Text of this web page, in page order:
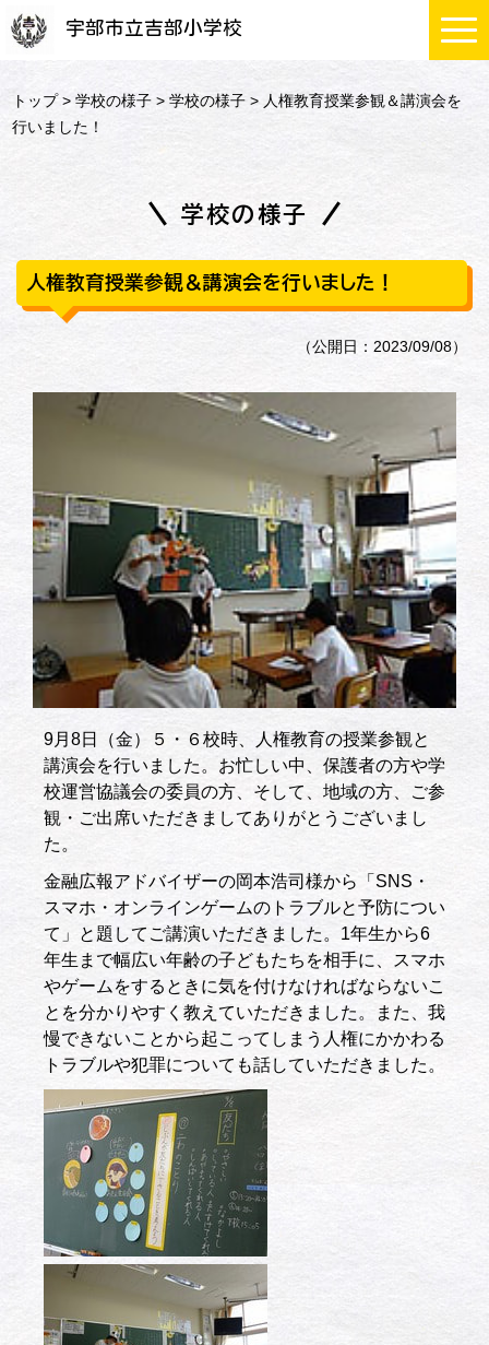
宇部市立吉部小学校
トップ>学校の様子 >学校の様子 > 人権教育授業参観＆講演会を
行いました！
学校の様子
人権教育授業参観＆講演会を行いました！
（公開日：2023/09/08）
9月8日（金）５・６校時、人権教育の授業参観と
講演会を行いました。お忙しい中、保護者の方や学
校運営協議会の委員の方、そして、地域の方、ご参
観・ご出席いただきましてありがとうございまし
た。
金融広報アドバイザーの岡本浩司様から「SNS・
スマホ・オンラインゲームのトラブルと予防につい
て」と題してご講演いただきました。1年生から6
年生まで幅広い年齢の子どもたちを相手に、スマホ
やゲームをするときに気を付けなければならないこ
とを分かりやすく教えていただきました。また、我
慢できないことから起こってしまう人権にかかわる
トラブルや犯罪についても話していただきました。